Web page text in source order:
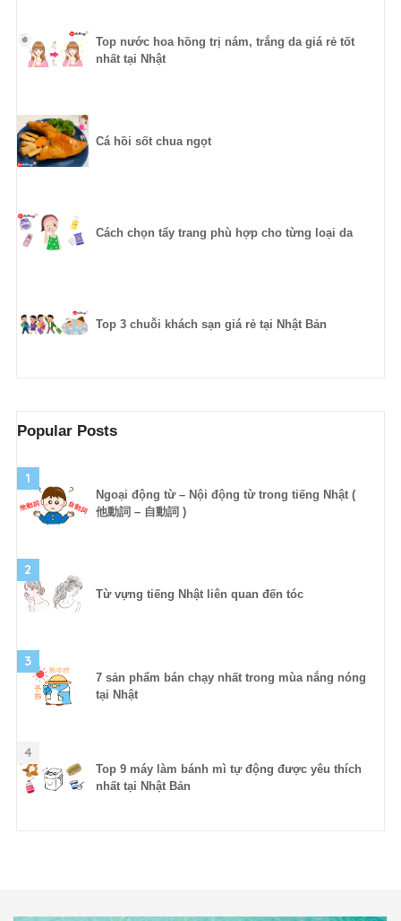
Top nước hoa hồng trị nám, trắng da giá rẻ tốt
nhất tại Nhật
Cá hồi sốt chua ngọt
Cách chọn tẩy trang phù hợp cho từng loại da
Top 3 chuỗi khách sạn giá rẻ tại Nhật Bản
Popular Posts
1
Ngoại động từ – Nội động từ trong tiếng Nhật (
他動詞 – 自動詞 )
2
Từ vựng tiếng Nhật liên quan đến tóc
3
7 sản phẩm bán chạy nhất trong mùa nắng nóng
tại Nhật
4
Top 9 máy làm bánh mì tự động được yêu thích
nhất tại Nhật Bản